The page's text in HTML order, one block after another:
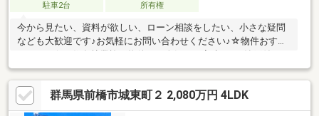
駐車2台
所有権
今から見たい、資料が欲しい、ローン相談をしたい、小さな疑問
なども大歓迎です♪お気軽にお問い合わせください♪☆物件おすす
別邸付き・スーパー、総合病院、小・中学校が徒歩10分圏内の好
立地☆周辺環境☆前橋市立敷島小学校 400ｍ（徒
歩5分）前橋市立第三中学校 500ｍ（徒歩7分）コ
ープ昭和店 550ｍ(徒歩7分）〇未掲
群馬県前橋市城東町２ 2,080万円 4LDK